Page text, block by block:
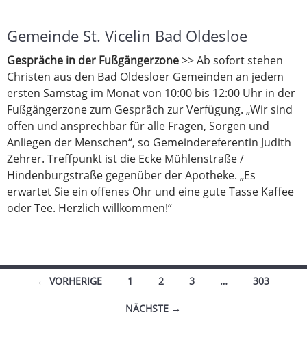
Gemeinde St. Vicelin Bad Oldesloe
Gespräche in der Fußgängerzone>> Ab sofort stehen
Christen aus den Bad Oldesloer Gemeinden an jedem
ersten Samstag im Monat von 10:00 bis 12:00 Uhr in der
Fußgängerzone zum Gespräch zur Verfügung. „Wir sind
offen und ansprechbar für alle Fragen, Sorgen und
Anliegen der Menschen“, so Gemeindereferentin Judith
Zehrer. Treffpunkt ist die Ecke Mühlenstraße /
Hindenburgstraße gegenüber der Apotheke. „Es
erwartet Sie ein offenes Ohr und eine gute Tasse Kaffee
oder Tee. Herzlich willkommen!“
Beitragsnavigation
← VORHERIGE 1 2 3 … 303
NÄCHSTE →